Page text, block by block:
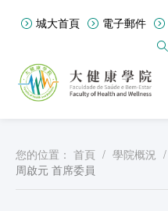
城大首頁 電子郵件
您的位置： 首頁 / 學院概況 /
周啟元 首席委員